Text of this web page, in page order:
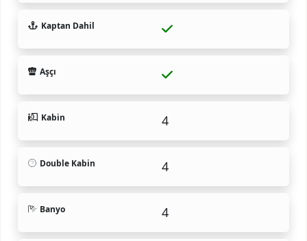
Kaptan Dahil
Aşçı
Kabin 4
Double Kabin 4
Banyo 4